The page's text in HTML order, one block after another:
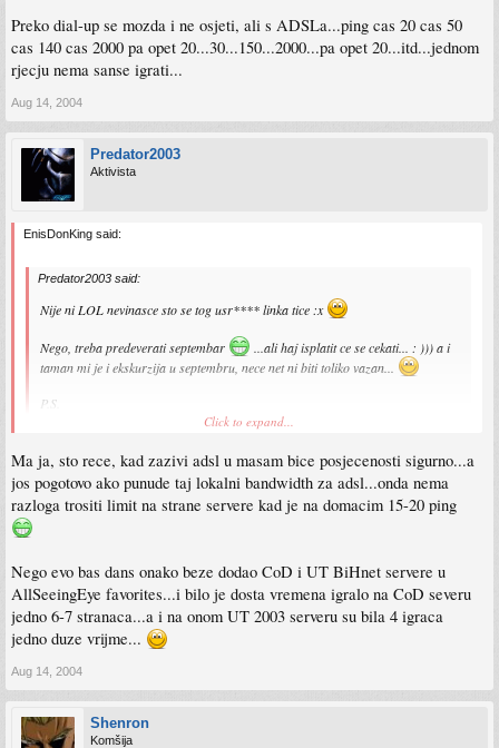
Preko dial-up se mozda i ne osjeti, ali s ADSLa...ping cas 20 cas 50
cas 140 cas 2000 pa opet 20...30...150...2000...pa opet 20...itd...jednom
rjecju nema sanse igrati...
Aug 14, 2004
Predator2003
Aktivista
EnisDonKing said:
Predator2003 said:
Nije ni LOL nevinasce sto se tog usr**** linka tice :x
Nego, treba predeverati septembar
...ali haj isplatit ce se cekati... : ))) a i
taman mi je i ekskurzija u septembru, nece net ni biti toliko vazan...
P.S.
Nego za taj dodatni bandwidth za domaci saobracaj, to je sve extra...ali onda
nazvati adekvatnim i dovoljnim...i mozda koji ftp (p2p) server... :roll:
:mrgreen:
Click to expand...
vrsi se reorganizacija, bice dosta game servera.. sto se tice popularnosti /
posjecenosti, citav fazon je u tome sto lol korisnici na lol serveru imaju manji ping
te trose bandwidth lokalno, tako da isto mozes ocekivat i kad bihnet ponudi vise
usput, logosoft moze ponuditi adsl takodjer, s tim da moraju platiti telecomu
odredjenu svotu, koju zamislite, placa i sam bihnet, ali nije big deal posto se radi o
prenosenju novca s desna na lijevo 8)
Click to expand...
Ma ja, sto rece, kad zazivi adsl u masam bice posjecenosti sigurno...a
jos pogotovo ako punude taj lokalni bandwidth za adsl...onda nema
razloga trositi limit na strane servere kad je na domacim 15-20 ping
Nego evo bas dans onako beze dodao CoD i UT BiHnet servere u
AllSeeingEye favorites...i bilo je dosta vremena igralo na CoD severu
jedno 6-7 stranaca...a i na onom UT 2003 serveru su bila 4 igraca
jedno duze vrijme...
Aug 14, 2004
Shenron
Komšija